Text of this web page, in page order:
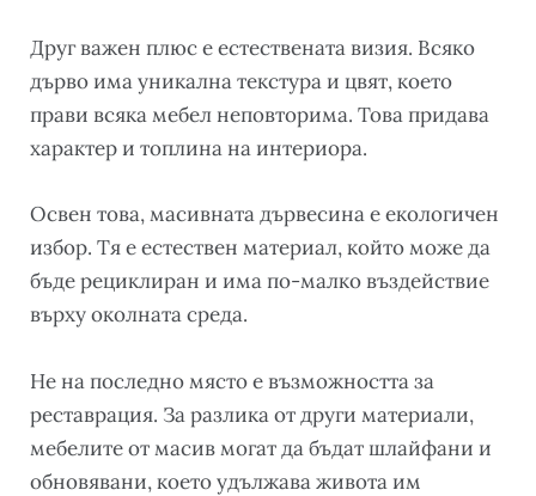
Друг важен плюс е естествената визия. Всяко
дърво има уникална текстура и цвят, което
прави всяка мебел неповторима. Това придава
характер и топлина на интериора.
Освен това, масивната дървесина е екологичен
избор. Тя е естествен материал, който може да
бъде рециклиран и има по-малко въздействие
върху околната среда.
Не на последно място е възможността за
реставрация. За разлика от други материали,
мебелите от масив могат да бъдат шлайфани и
обновявани, което удължава живота им